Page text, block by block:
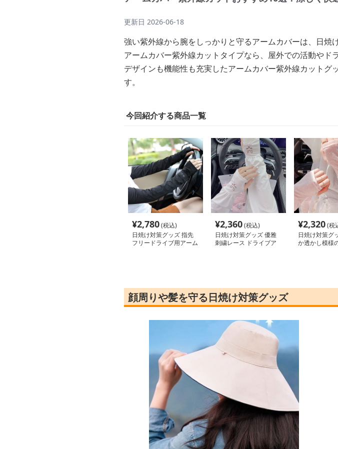
更新日 2026-06-18
強い紫外線から腕をしっかりと守るアームカバーは、日焼
アームカバー紫外線カットタイプなら、屋外での活動やド
デザインも機能性も充実したアームカバー紫外線カット
す。
今回紹介する商品一覧
¥2,780(税込)
日焼け対策グッズ 指先
フリードライブ用アーム
¥2,360(税込)
日焼け対策グッズ 優雅
刺繍レース ドライブア
¥2,320(税
日焼け対策グ
か透かし模様
顔周りや髪を守る日焼け対策グッズ